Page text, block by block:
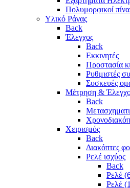
Πολυμορφικοί
Υλικό Ράγας
Back
Έλεγχος
Back
Εκκινητές
Προστασία
Ρυθμιστές
Συσκευές
Μέτρηση &
Back
Χειρισμός
Back
Διακόπτες
Ρελέ ισχύος
Back
Ρελέ
Ρελέ